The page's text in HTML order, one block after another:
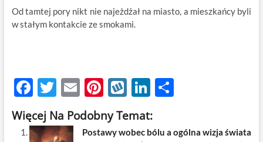
Od tamtej pory nikt nie najeżdżał na miasto, a mieszkańcy byli
w stałym kontakcie ze smokami.
F
ac
e
T
w
itt
E
m
ail
Pi
nt
er
W
k
Li
k
S
ar
Więcej Na Podobny Temat:
Postawy wobec bólu a ogólna wizja świata